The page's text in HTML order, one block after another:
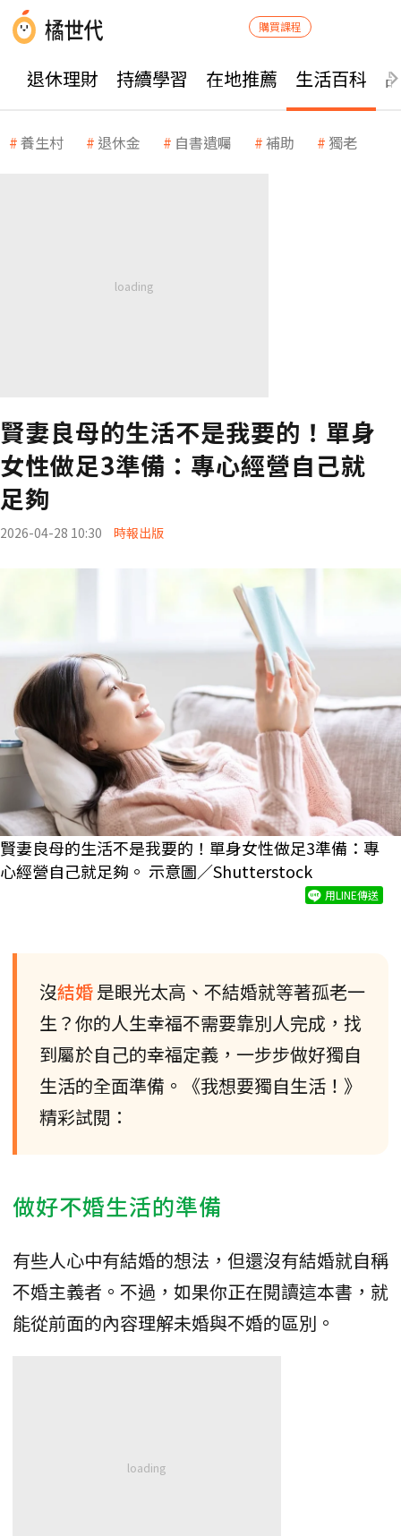
購買課程
退休理財 持續學習 在地推薦 生活百科
養生村 退休金 自書遺囑 補助 獨老
賢妻良母的生活不是我要的！單身
女性做足3準備：專心經營自己就
足夠
2026-04-28 10:30 時報出版
賢妻良母的生活不是我要的！單身女性做足3準備：專
心經營自己就足夠。 示意圖／Shutterstock
用LINE傳送
沒結婚是眼光太高、不結婚就等著孤老一
生？你的人生幸福不需要靠別人完成，找
到屬於自己的幸福定義，一步步做好獨自
生活的全面準備。《我想要獨自生活！》
精彩試閱：
做好不婚生活的準備
有些人心中有結婚的想法，但還沒有結婚就自稱
不婚主義者。不過，如果你正在閱讀這本書，就
能從前面的內容理解未婚與不婚的區別。